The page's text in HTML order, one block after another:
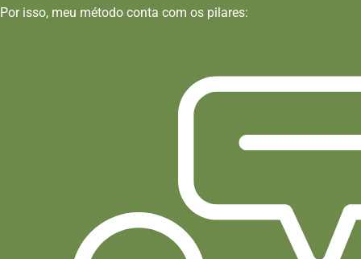
Por isso, meu método conta com os pilares: